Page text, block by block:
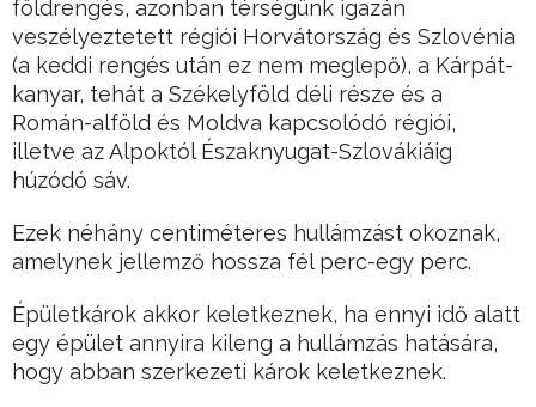
földrengés, azonban térségünk igazán
veszélyeztetett régiói Horvátország és Szlovénia
(a keddi rengés után ez nem meglepő), a Kárpát-
kanyar, tehát a Székelyföld déli része és a
Román-alföld és Moldva kapcsolódó régiói,
illetve az Alpoktól Északnyugat-Szlovákiáig
húzódó sáv.
Ezek néhány centiméteres hullámzást okoznak,
amelynek jellemző hossza fél perc-egy perc.
Épületkárok akkor keletkeznek, ha ennyi idő alatt
egy épület annyira kileng a hullámzás hatására,
hogy abban szerkezeti károk keletkeznek.